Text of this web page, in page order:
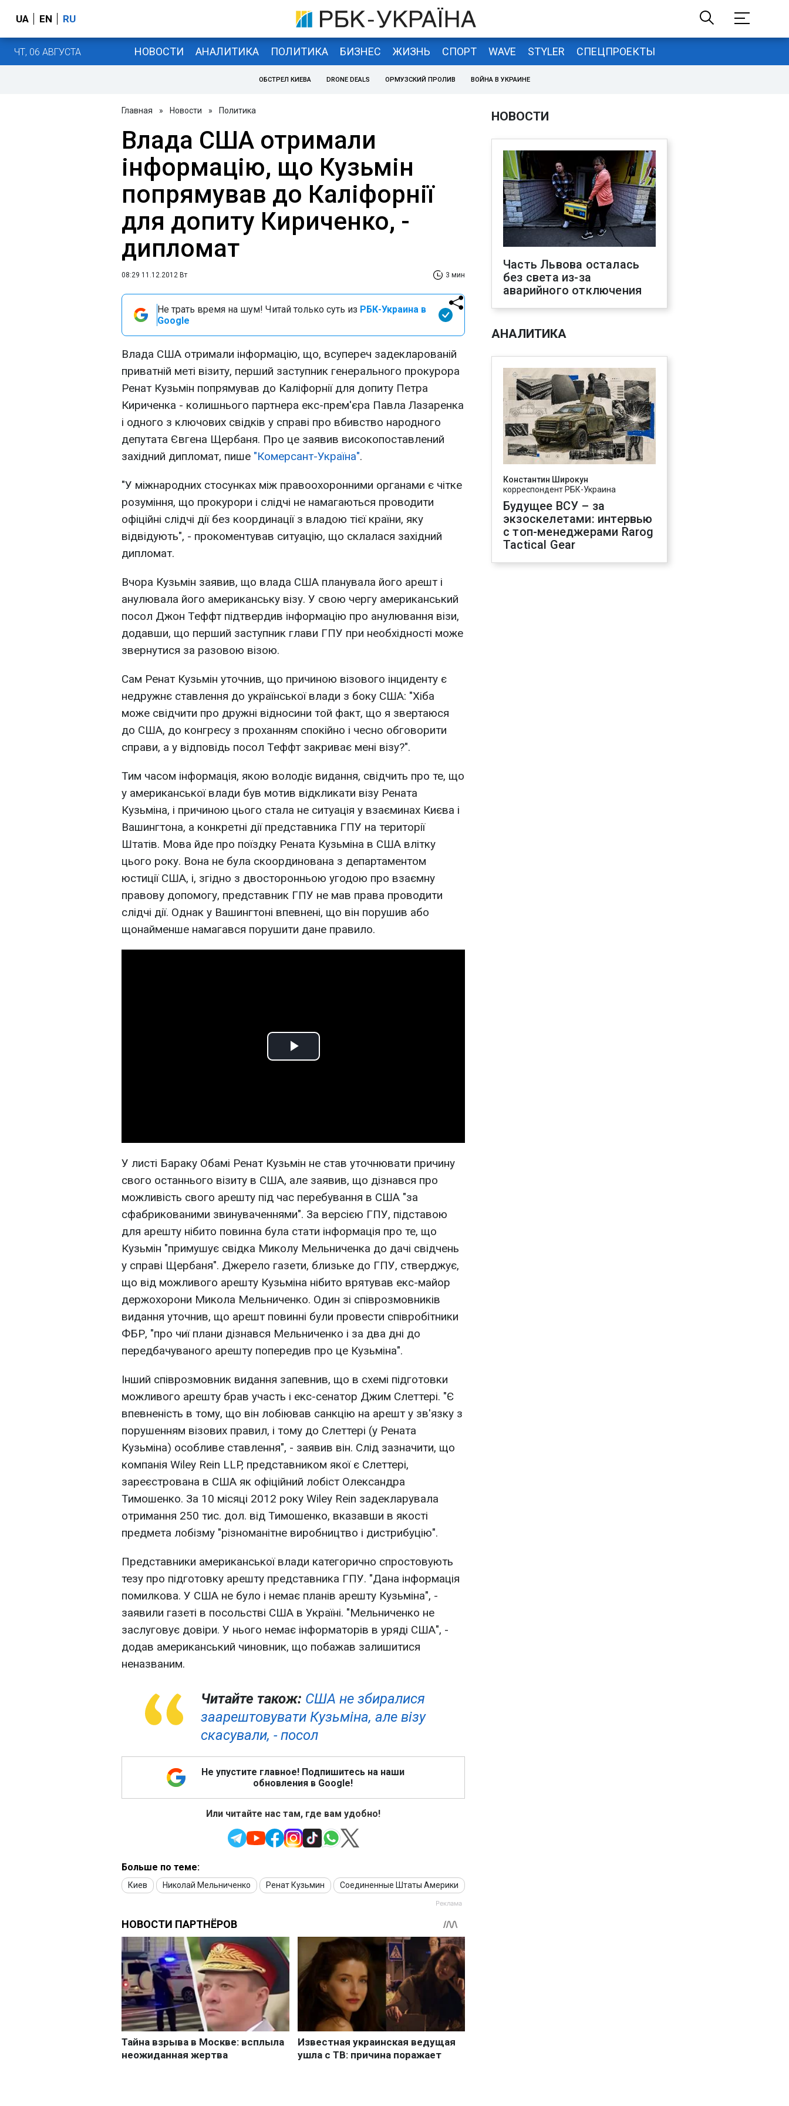
UA EN RU
ЧТ, 06 АВГУСТА НОВОСТИ АНАЛИТИКА ПОЛИТИКА БИЗНЕС ЖИЗНЬ СПОРТ WAVE STYLER СПЕЦПРОЕКТЫ
ОБСТРЕЛ КИЕВА DRONE DEALS ОРМУЗСКИЙ ПРОЛИВ ВОЙНА В УКРАИНЕ
Главная » Новости » Политика
Влада США отримали
інформацію, що Кузьмін
попрямував до Каліфорнії
для допиту Кириченко, -
дипломат
08:29 11.12.2012 Вт 3 мин
Не трать время на шум! Читай только суть из РБК-Украина в
Google
Влада США отримали інформацію, що, всупереч задекларованій
приватній меті візиту, перший заступник генерального прокурора
Ренат Кузьмін попрямував до Каліфорнії для допиту Петра
Кириченка - колишнього партнера екс-прем'єра Павла Лазаренка
і одного з ключових свідків у справі про вбивство народного
депутата Євгена Щербаня. Про це заявив високопоставлений
західний дипломат, пише "Комерсант-Україна".
"У міжнародних стосунках між правоохоронними органами є чітке
розуміння, що прокурори і слідчі не намагаються проводити
офіційні слідчі дії без координації з владою тієї країни, яку
відвідують", - прокоментував ситуацію, що склалася західний
дипломат.
Вчора Кузьмін заявив, що влада США планувала його арешт і
анулювала його американську візу. У свою чергу американський
посол Джон Теффт підтвердив інформацію про анулювання візи,
додавши, що перший заступник глави ГПУ при необхідності може
звернутися за разовою візою.
Сам Ренат Кузьмін уточнив, що причиною візового інциденту є
недружнє ставлення до української влади з боку США: "Хіба
може свідчити про дружні відносини той факт, що я звертаюся
до США, до конгресу з проханням спокійно і чесно обговорити
справи, а у відповідь посол Теффт закриває мені візу?".
Тим часом інформація, якою володіє видання, свідчить про те, що
у американської влади був мотив відкликати візу Рената
Кузьміна, і причиною цього стала не ситуація у взаєминах Києва і
Вашингтона, а конкретні дії представника ГПУ на території
Штатів. Мова йде про поїздку Рената Кузьміна в США влітку
цього року. Вона не була скоординована з департаментом
юстиції США, і, згідно з двосторонньою угодою про взаємну
правову допомогу, представник ГПУ не мав права проводити
слідчі дії. Однак у Вашингтоні впевнені, що він порушив або
щонайменше намагався порушити дане правило.
Play
У листі Бараку Обамі Ренат Кузьмін не став уточнювати причину
свого останнього візиту в США, але заявив, що дізнався про
можливість свого арешту під час перебування в США "за
сфабрикованими звинуваченнями". За версією ГПУ, підставою
для арешту нібито повинна була стати інформація про те, що
Кузьмін "примушує свідка Миколу Мельниченка до дачі свідчень
у справі Щербаня". Джерело газети, близьке до ГПУ, стверджує,
що від можливого арешту Кузьміна нібито врятував екс-майор
держохорони Микола Мельниченко. Один зі співрозмовників
видання уточнив, що арешт повинні були провести співробітники
ФБР, "про чиї плани дізнався Мельниченко і за два дні до
передбачуваного арешту попередив про це Кузьміна".
Інший співрозмовник видання запевнив, що в схемі підготовки
можливого арешту брав участь і екс-сенатор Джим Слеттері. "Є
впевненість в тому, що він лобіював санкцію на арешт у зв'язку з
порушенням візових правил, і тому до Слеттері (у Рената
Кузьміна) особливе ставлення", - заявив він. Слід зазначити, що
компанія Wiley Rein LLP, представником якої є Слеттері,
зареєстрована в США як офіційний лобіст Олександра
Тимошенко. За 10 місяці 2012 року Wiley Rein задекларувала
отримання 250 тис. дол. від Тимошенко, вказавши в якості
предмета лобізму "різноманітне виробництво і дистрибуцію".
Представники американської влади категорично спростовують
тезу про підготовку арешту представника ГПУ. "Дана інформація
помилкова. У США не було і немає планів арешту Кузьміна", -
заявили газеті в посольстві США в Україні. "Мельниченко не
заслуговує довіри. У нього немає інформаторів в уряді США", -
додав американський чиновник, що побажав залишитися
неназваним.
Читайте також: США не збиралися
заарештовувати Кузьміна, але візу
скасували, - посол
Не упустите главное! Подпишитесь на наши
обновления в Google!
Или читайте нас там, где вам удобно!
Больше по теме:
Киев Николай Мельниченко Ренат Кузьмин Соединенные Штаты Америки
НОВОСТИ
Часть Львова осталась
без света из-за
аварийного отключения
АНАЛИТИКА
Константин Широкун
корреспондент РБК-Украина
Будущее ВСУ – за
экзоскелетами: интервью
с топ-менеджерами Rarog
Tactical Gear